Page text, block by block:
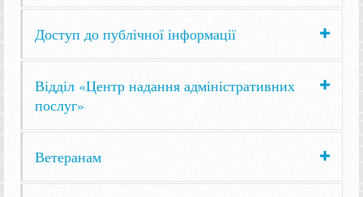
Доступ до публічної інформації
Відділ «Центр надання адміністративних
послуг»
Ветеранам